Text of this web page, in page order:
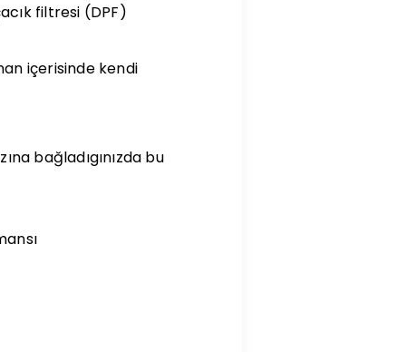
filtresi (DPF)
içerisinde kendi
bağladıgınızda bu